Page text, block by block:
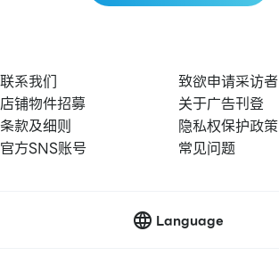
联系我们
致欲申请采访者
店铺物件招募
关于广告刊登
条款及细则
隐私权保护政策
官方SNS账号
常见问题
Language